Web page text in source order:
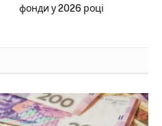
фонди у 2026 році